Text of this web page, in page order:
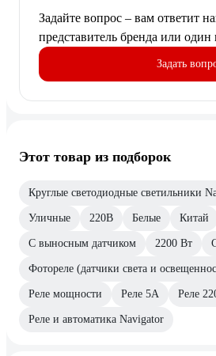
Задайте вопрос – вам ответит
представитель бренда или один
Задать
Этот товар из подборок
Круглые светодиодные светильники
Уличные 220В Белые Китай
С выносным датчиком 2200 Вт
Фотореле (датчики света и
Реле мощности Реле 5А Реле
Реле и автоматика Navigator